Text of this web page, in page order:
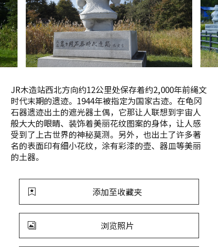
JR木造站西北方向约12公里处保存着约2,000年前绳文
时代末期的遗迹。1944年被指定为国家古迹。在龟冈
石器遗迹出土的遮光器土偶，它那让人联想到宇宙人
般大大的眼睛、装饰着美丽花纹图案的身体，让人感
受到了上古世界的神秘莫测。另外，也出土了许多著
名的表面印有细小花纹，涂有彩漆的壶、器皿等美丽
的土器。
添加至收藏夹
浏览照片